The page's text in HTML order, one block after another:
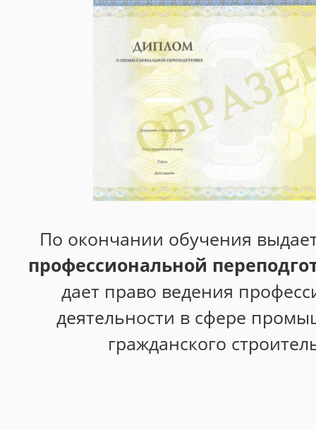
По окончании обучения
профессиональной
дает право ведения
деятельности в сфере
гражданского